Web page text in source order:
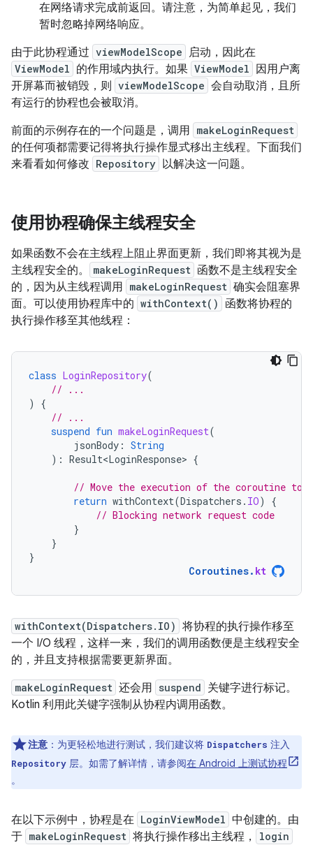
在网络请求完成前返回。请注意，为简单起见，我们
暂时忽略掉网络响应。
由于此协程通过 viewModelScope 启动，因此在
ViewModel 的作用域内执行。如果 ViewModel
因用户离
开屏幕而被销毁，则 viewModelScope 会自动取消，且所
有运行的协程也会被取消。
前面的示例存在的一个问题是，调用 makeLoginRequest
的任何项都需要记得将执行操作显式移出主线程。下面我们
来看看如何修改 Repository 以解决这一问题。
使用协程确保主线程安全
如果函数不会在主线程上阻止界面更新，我们即将其视为是
主线程安全的。
makeLoginRequest 函数不是主线程安全
的，因为从主线程调用 makeLoginRequest 确实会阻塞界
面。可以使用协程库中的 withContext()
函数将协程的
执行操作移至其他线程：
class LoginRepository(
// ...
)
{
// ...
suspend fun makeLoginRequest(
jsonBody : String
): Result<LoginResponse> {
// Move the execution of the coroutine to
return withContext(Dispatchers . IO)
{
// Blocking network request code
}
}
}
Coroutines. kt
withContext(Dispatchers.IO) 将协程的执行操作移至
一个 I/O 线程，这样一来，我们的调用函数便是主线程安全
的，并且支持根据需要更新界面。
makeLoginRequest 还会用 suspend 关键字进行标记。
Kotlin 利用此关键字强制从协程内调用函数。
注意 ：为更轻松地进行测试，我们建议将 Dispatchers 注入
Repository 层。如需了解详情，请参阅在 Android 上测试协程
。
在以下示例中，协程是在 LoginViewModel 中创建的。由
于 makeLoginRequest 将执行操作移出主线程， login